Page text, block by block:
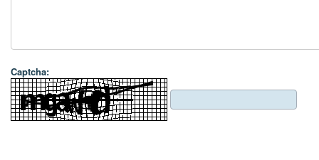
Captcha: